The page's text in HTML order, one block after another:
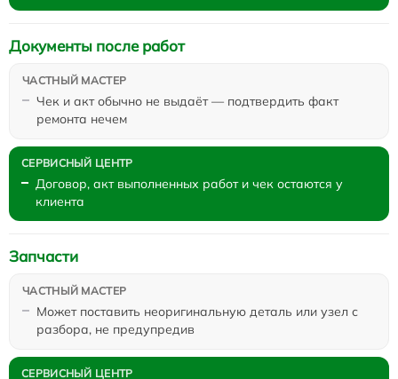
Чек и акт обычно не выдаёт — подтвердить факт
ремонта нечем
Документы после работ
Договор, акт выполненных работ и чек остаются у
клиента
Может поставить неоригинальную деталь или узел с
разбора, не предупредив
Запчасти